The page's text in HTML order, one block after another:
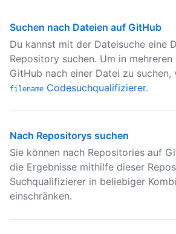
Suchen nach Dateien auf GitHub
Du kannst mit der Dateisuche eine
Repository suchen. Um in
GitHub nach einer Datei zu suchen,
filename Codesuchqualifizierer.
Nach Repositorys suchen
Sie können nach Repositories auf
die Ergebnisse mithilfe dieser
Suchqualifizierer in beliebiger
einschränken.